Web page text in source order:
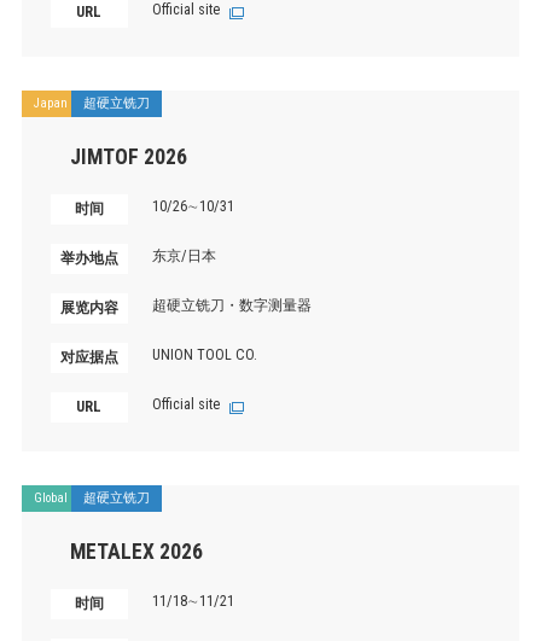
URL Official site
Japan 超硬立铣刀
JIMTOF 2026
时间 10/26∼10/31
举办地点 东京/日本
展览内容 超硬立铣刀・数字测量器
对应据点 UNION TOOL CO.
URL Official site
Global 超硬立铣刀
METALEX 2026
时间 11/18∼11/21